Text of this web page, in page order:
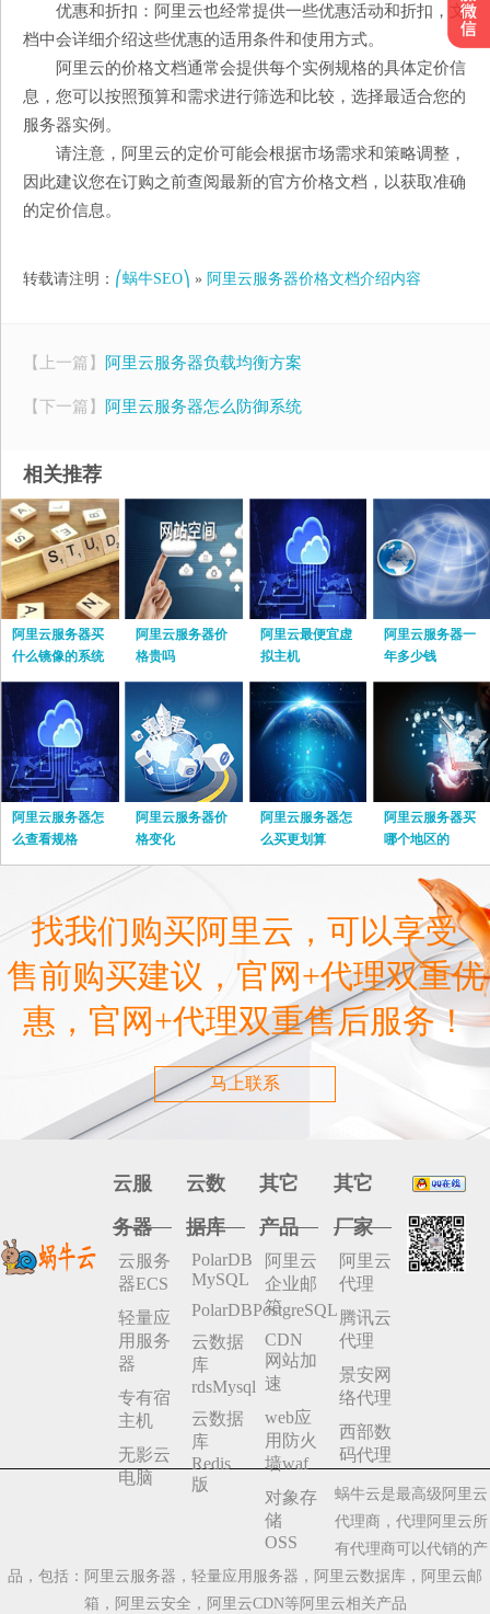
优惠和折扣：阿里云也经常提供一些优惠活动和折扣，文
档中会详细介绍这些优惠的适用条件和使用方式。
阿里云的价格文档通常会提供每个实例规格的具体定价信
息，您可以按照预算和需求进行筛选和比较，选择最适合您的
服务器实例。
请注意，阿里云的定价可能会根据市场需求和策略调整，
因此建议您在订购之前查阅最新的官方价格文档，以获取准确
的定价信息。
转载请注明： ⎛蜗牛SEO⎞ » 阿里云服务器价格文档介绍内容
【上一篇】 阿里云服务器负载均衡方案
【下一篇】 阿里云服务器怎么防御系统
相关推荐
阿里云服务器买
什么镜像的系统
阿里云服务器价
格贵吗
阿里云最便宜虚
拟主机
阿里云服务器一
年多少钱
阿里云服务器怎
么查看规格
阿里云服务器价
格变化
阿里云服务器怎
么买更划算
阿里云服务器买
哪个地区的
找我们购买阿里云，可以享受
售前购买建议，官网+代理双重优
惠，官网+代理双重售后服务！
马上联系
云服
务器
云服务
器ECS
轻量应
用服务
器
专有宿
主机
无影云
电脑
云数
据库
PolarDB
MySQL
PolarDBPostgreSQL
云数据
库
rdsMysql
云数据
库
Redis
版
其它
产品
阿里云
企业邮
箱
CDN
网站加
速
web应
用防火
墙waf
对象存
储
OSS
其它
厂家
阿里云
代理
腾讯云
代理
景安网
络代理
西部数
码代理
蜗牛云是最高级阿里云
代理商，代理阿里云所
有代理商可以代销的产
品，包括：阿里云服务器，轻量应用服务器，阿里云数据库，阿里云邮
箱，阿里云安全，阿里云CDN等阿里云相关产品